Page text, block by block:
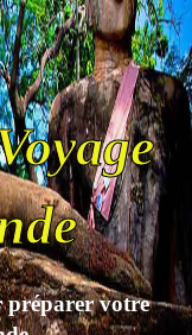
préparer votre